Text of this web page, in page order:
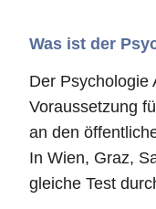
Was ist der
Der Psychologie
Voraussetzung
an den
In Wien, Graz,
gleiche Test